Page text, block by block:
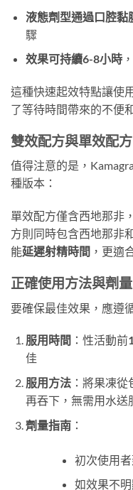
液態劑型通過口腔黏
驟
效果可持續6-8小時
這種快速起效特點讓使
了等待時間帶來的不便
雙效配方與單效配
值得注意的是，
種版本：
單效配方僅含西地那非
方則同時包含西地那非
能延遲射精時間 ，更適
正確使用方法與劑量
要確保最佳效果，應遵
服用時間 ​：性活動前
佳
服用方法：將果凍從
再吞下，無需用水送
劑量指南​：
初次使用
如效果不